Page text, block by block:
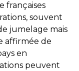
françaises
souvent
jumelage mais
affirmée de
en
peuvent